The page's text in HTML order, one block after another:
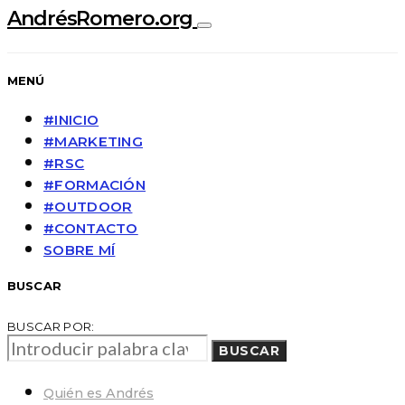
AndrésRomero.org
MENÚ
#INICIO
#MARKETING
#RSC
#FORMACIÓN
#OUTDOOR
#CONTACTO
SOBRE MÍ
BUSCAR
BUSCAR POR:
BUSCAR
Quién es Andrés